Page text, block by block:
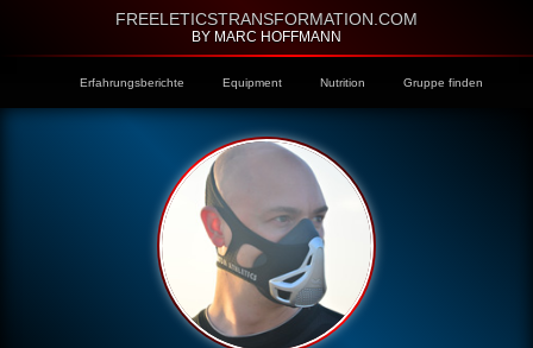
FREELETICSTRANSFORMATION.COM
BY MARC HOFFMANN
Erfahrungsberichte Equipment Nutrition Gruppe finden